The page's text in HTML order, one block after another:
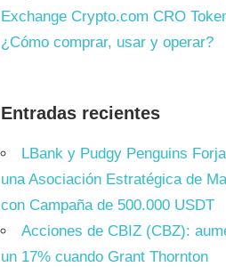
Exchange Crypto.com CRO
¿Cómo comprar, usar y operar?
Entradas recientes
LBank y Pudgy Penguins
una Asociación Estratégica de
con Campaña de 500.000 USDT
Acciones de CBIZ (CBZ):
un 17% cuando Grant Thornton